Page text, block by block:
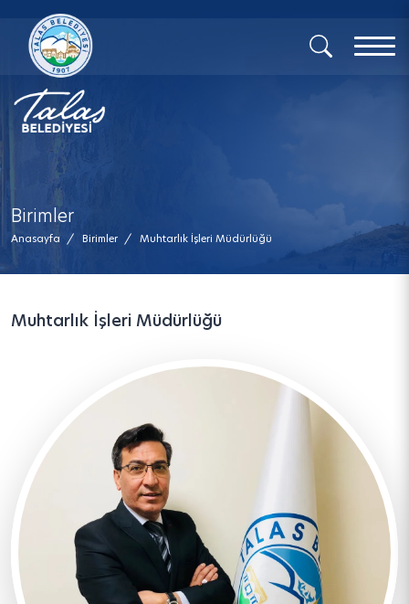
x
Birimler
Anasayfa / Birimler / Muhtarlık İşleri Müdürlüğü
Muhtarlık İşleri Müdürlüğü